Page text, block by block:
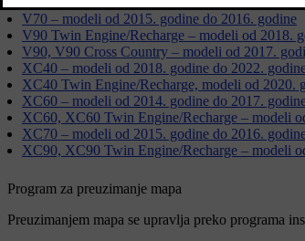
V70 – modeli od 2015. godine do 2016. godine
V90 Twin Engine/Recharge – modeli od 2018.
V90, V90 Cross Country – modeli od 2017.
XC40 – modeli od 2018. godine do 2022.
XC40 Twin Engine/Recharge, modeli od 2020.
XC60 – modeli od 2014. godine do 2017.
XC60, XC60 Twin Engine/Recharge – modeli
XC70 – modeli od 2015. godine do 2016.
XC90, XC90 Twin Engine/Recharge – modeli
Program za preuzimanje mapa
Preuzimanjem mapa se upravlja preko programa